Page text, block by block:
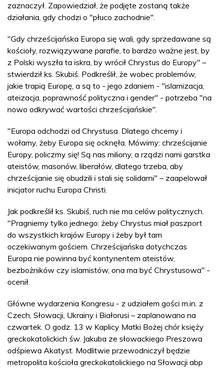
zaznaczył. Zapowiedział, że podjęte zostaną także
działania, gdy chodzi o "płuco zachodnie".
"Gdy chrześcijańska Europa się wali, gdy sprzedawane są
kościoły, rozwiązywane parafie, to bardzo ważne jest, by
z Polski wyszła ta iskra, by wrócił Chrystus do Europy" –
stwierdził ks. Skubiś. Podkreślił, że wobec problemów,
jakie trapią Europę, a są to - jego zdaniem - "islamizacja,
ateizacja, poprawność polityczna i gender" - potrzeba "na
nowo odkrywać wartości chrześcijańskie".
"Europa odchodzi od Chrystusa. Dlatego chcemy i
wołamy, żeby Europa się ocknęła. Mówimy: chrześcijanie
Europy, policzmy się! Są nas miliony, a rządzi nami garstka
ateistów, masonów, liberałów, dlatego trzeba, aby
chrześcijanie się obudzili i stali się solidarni" – zaapelował
inicjator ruchu Europa Christi.
Jak podkreślił ks. Skubiś, ruch nie ma celów politycznych.
"Pragniemy tylko jednego: żeby Chrystus miał paszport
do wszystkich krajów Europy i żeby był tam
oczekiwanym gościem. Chrześcijańska dotychczas
Europa nie powinna być kontynentem ateistów,
bezbożników czy islamistów, ona ma być Chrystusowa" -
ocenił.
Główne wydarzenia Kongresu - z udziałem gości m.in. z
Czech, Słowacji, Ukrainy i Białorusi – zaplanowano na
czwartek. O godz. 13 w Kaplicy Matki Bożej chór księży
greckokatolickich św. Jakuba ze słowackiego Preszowa
odśpiewa Akatyst. Modlitwie przewodniczył będzie
metropolita kościoła greckokatolickiego na Słowacji abp